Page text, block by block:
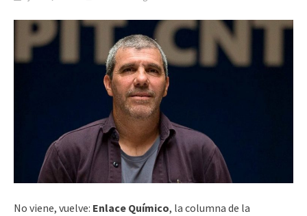
No viene, vuelve: Enlace Químico, la columna de la